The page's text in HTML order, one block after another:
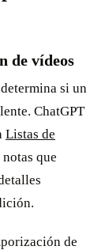
de vídeos
si un
ChatGPT
Listas de
que
de